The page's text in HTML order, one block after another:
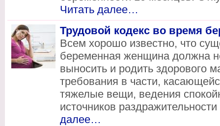
Читать далее…
Трудовой кодекс во время
Всем хорошо известно, что
беременная женщина должна
выносить и родить здорового
требования в части,
тяжелые вещи, ведения
источников
далее…